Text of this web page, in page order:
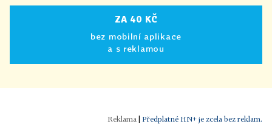
ZA 40 KČ
bez mobilní aplikace
a s reklamou
Předplatné HN+ je zcela bez reklam.